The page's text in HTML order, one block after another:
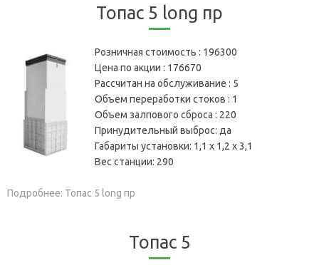
Топас 5 long пр
Розничная стоимость : 196300
Цена по акции : 176670
Рассчитан на обслуживание : 5
Объем переработки стоков : 1
Объем залпового сброса : 220
Принудительный выброс: да
Габариты установки: 1,1 х 1,2 х 3,1
Вес станции: 290
Подробнее: Топас 5 long пр
Топас 5